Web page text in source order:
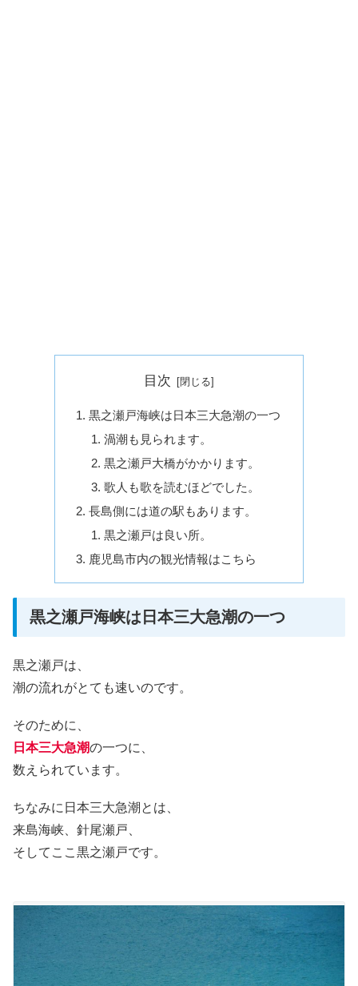
目次
黒之瀬戸海峡は日本三大急潮の一つ
渦潮も見られます。
黒之瀬戸大橋がかかります。
歌人も歌を読むほどでした。
長島側には道の駅もあります。
黒之瀬戸は良い所。
鹿児島市内の観光情報はこちら
黒之瀬戸海峡は日本三大急潮の一つ
黒之瀬戸は、
潮の流れがとても速いのです。
そのために、
日本三大急潮の一つに、
数えられています。
ちなみに日本三大急潮とは、
来島海峡、針尾瀬戸、
そしてここ黒之瀬戸です。